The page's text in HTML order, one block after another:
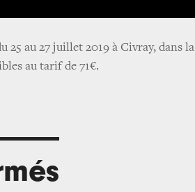
25 au 27 juillet 2019 à Civray, dans la
au tarif de 71€.